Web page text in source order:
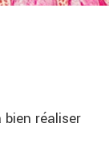
réaliser